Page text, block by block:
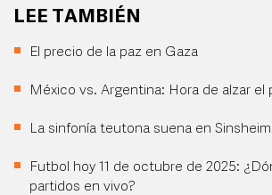
LEE TAMBIÉN
El precio de la paz en Gaza
México vs. Argentina: Hora de alzar el
La sinfonía teutona suena en Sinsheim
Futbol hoy 11 de octubre de 2025:
partidos en vivo?